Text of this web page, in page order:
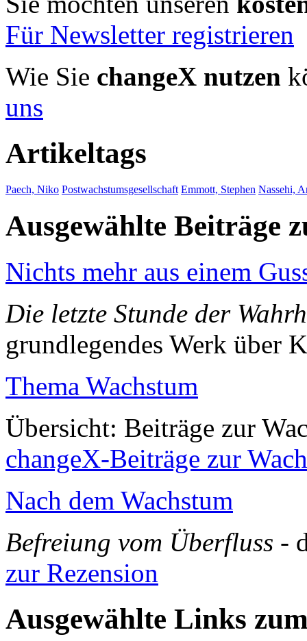
Für Newsletter registrieren
Wie Sie changeX nutzen
uns
Artikeltags
Paech, Niko Postwachstumsgesellschaft Emmott, Stephen Nassehi,
Ausgewählte Beiträge
Nichts mehr aus einem
Die letzte Stunde der
grundlegendes Werk über
Thema Wachstum
Übersicht: Beiträge zur
changeX-Beiträge zur
Nach dem Wachstum
Befreiung vom Überfluss -
zur Rezension
Ausgewählte Links